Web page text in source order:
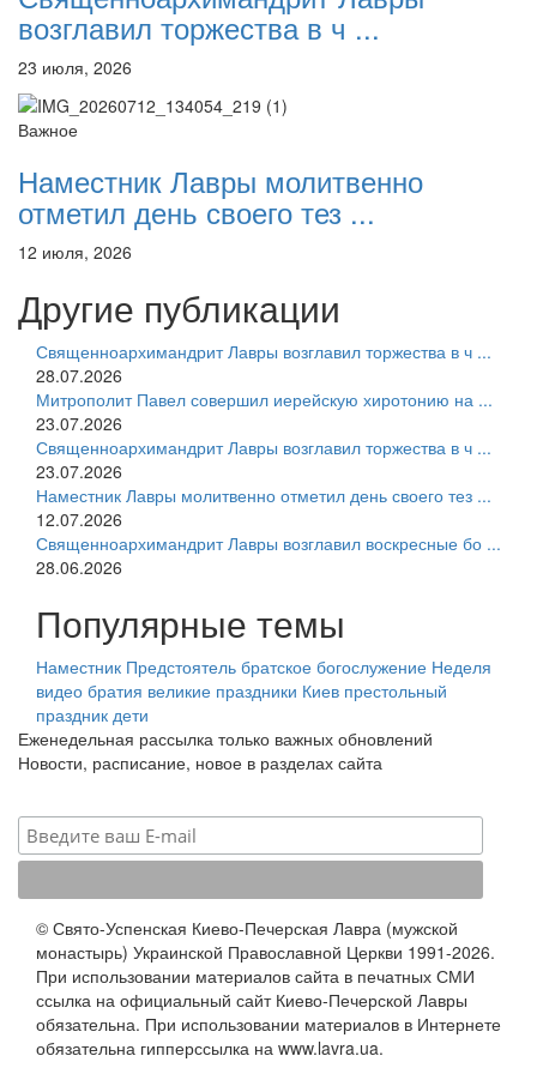
возглавил торжества в ч ...
23 июля, 2026
Важное
Наместник Лавры молитвенно
отметил день своего тез ...
12 июля, 2026
Другие публикации
Священноархимандрит Лавры возглавил торжества в ч ...
28.07.2026
Митрополит Павел совершил иерейскую хиротонию на ...
23.07.2026
Священноархимандрит Лавры возглавил торжества в ч ...
23.07.2026
Наместник Лавры молитвенно отметил день своего тез ...
12.07.2026
Священноархимандрит Лавры возглавил воскресные бо ...
28.06.2026
Популярные темы
Наместник Предстоятель братское богослужение Неделя
видео братия великие праздники Киев престольный
праздник дети
Еженедельная рассылка только важных обновлений
Новости, расписание, новое в разделах сайта
© Свято-Успенская Киево-Печерская Лавра (мужской
монастырь) Украинской Православной Церкви 1991-2026.
При использовании материалов сайта в печатных СМИ
ссылка на официальный сайт Киево-Печерской Лавры
обязательна. При использовании материалов в Интернете
обязательна гипперссылка на www.lavra.ua.